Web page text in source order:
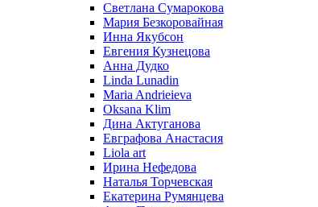
Светлана Сумарокова
Мария Безкоровайная
Инна Якубсон
Евгения Кузнецова
Анна Дудко
Linda Lunadin
Maria Andrieieva
Oksana Klim
Дина Актуганова
Евграфова Анастасия
Liola art
Ирина Нефедова
Наталья Торчевская
Екатерина Румянцева